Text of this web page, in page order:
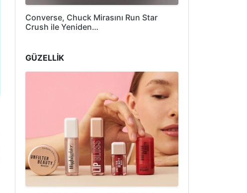
Converse, Chuck Mirasını Run Star
Crush ile Yeniden…
GÜZELLİK